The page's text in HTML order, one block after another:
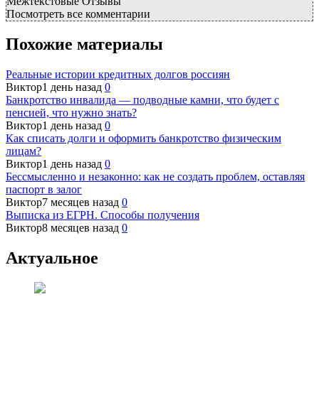
Посмотреть все комментарии
Похожие материалы
Реальные истории кредитных долгов россиян
Виктор1 день назад 0
Банкротство инвалида — подводные камни, что будет с
пенсией, что нужно знать?
Виктор1 день назад 0
Как списать долги и оформить банкротство физическим
лицам?
Виктор1 день назад 0
Бессмысленно и незаконно: как не создать проблем, оставляя
паспорт в залог
Виктор7 месяцев назад 0
Выписка из ЕГРН. Способы получения
Виктор8 месяцев назад 0
Актуальное